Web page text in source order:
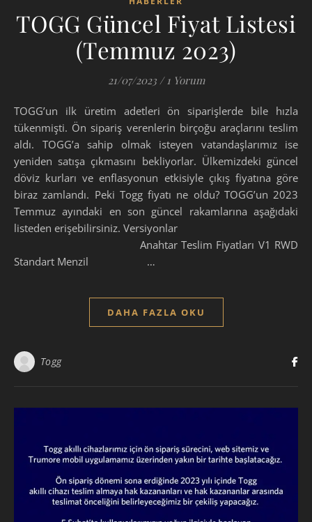
TOGG Güncel Fiyat Listesi
(Temmuz 2023)
21/07/2023 / 1 Yorum
TOGG’un ilk üretim adetleri ön siparişlerde bile hızla
tükenmişti. Ön sipariş verenlerin birçoğu araçlarını teslim
aldı. TOGG’a sahip olmak isteyen vatandaşlarımız ise
yeniden satışa çıkmasını bekliyorlar. Ülkemizdeki güncel
döviz kurları ve enflasyonun etkisiyle çıkış fiyatına göre
biraz zamlandı. Peki Togg fiyatı ne oldu? TOGG’un 2023
Temmuz ayındaki en son güncel rakamlarına aşağıdaki
listeden erişebilirsiniz. Versiyonlar
Anahtar Teslim Fiyatları V1 RWD
Standart Menzil …
DAHA FAZLA OKU
Togg